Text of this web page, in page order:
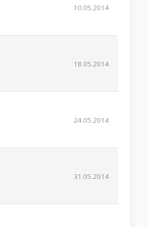
10.05.2014
18.05.2014
24.05.2014
31.05.2014